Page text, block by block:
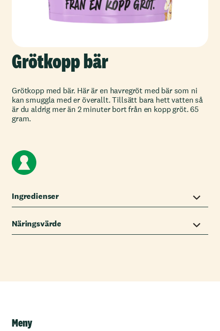
Grötkopp bär
Grötkopp med bär. Här är en havregröt med bär som ni
kan smuggla med er överallt. Tillsätt bara hett vatten så
är du aldrig mer än 2 minuter bort från en kopp gröt. 65
gram.
Ingredienser
Näringsvärde
Meny